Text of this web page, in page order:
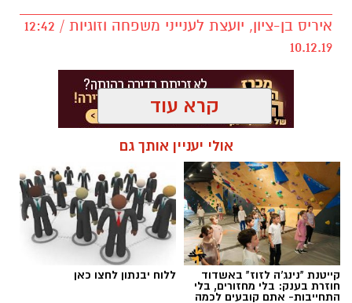
.
לאחרונה התגייס המועדון למען בית הספר 'אופקים'
- והוביל מבצע התרמה של צעצועים ומשחקים
איריס בן-ציון, יועצת לענייני משפחה וזוגיות / 12:42
10.12.19
קרא עוד
אולי יעניין אותך גם
קייטנת "נינג'ה לזוז" באשדוד
חוזרת בענק: בלי מחזורים, בלי
התחייבות- אתם קובעים לכמה
ללוח יבנתון לחצו כאן